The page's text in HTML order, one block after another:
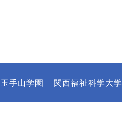
手山学園 関西福祉科学大学